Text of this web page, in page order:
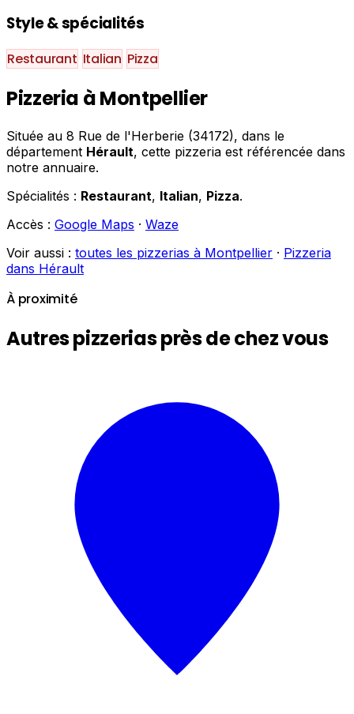
Style & spécialités
Restaurant Italian Pizza
Pizzeria à Montpellier
Située au 8 Rue de l'Herberie (34172), dans le
département Hérault, cette pizzeria est référencée dans
notre annuaire.
Spécialités : Restaurant, Italian, Pizza.
Accès : Google Maps · Waze
Voir aussi : toutes les pizzerias à Montpellier · Pizzeria
dans Hérault
À proximité
Autres pizzerias près de chez vous